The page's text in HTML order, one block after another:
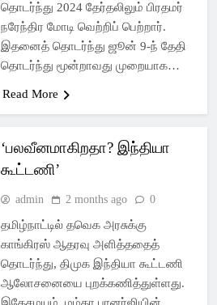
தொடர்ந்து 2024 தேர்தலிலும் பிரதமர்
நரேந்திர மோடி வெற்றிப் பெற்றார்.
இதனைத் தொடர்ந்து ஜூன் 9-ந் தேதி
தொடர்ந்து மூன்றாவது முறையாக…
Read More
‘பலவீனமாகிறதா? இந்தியா
கூட்டணி’
admin 2 months ago 0
தமிழ்நாட்டில் தவெக அரசுக்கு
காங்கிரஸ் ஆதரவு அளித்ததைத்
தொடர்ந்து, திமுக இந்தியா கூட்டணி
ஆலோசனையை புறக்கணித்துள்ளது.